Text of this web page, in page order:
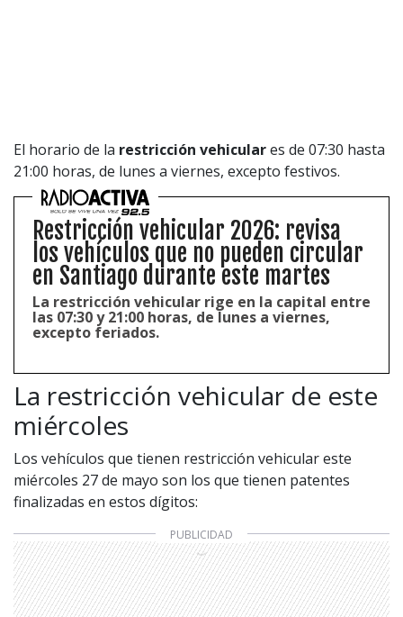
El horario de la restricción vehiculares de 07:30 hasta
21:00 horas, de lunes a viernes, excepto festivos.
Restricción vehicular 2026: revisa
los vehículos que no pueden circular
en Santiago durante este martes
La restricción vehicular rige en la capital entre
las 07:30 y 21:00 horas, de lunes a viernes,
excepto feriados.
La restricción vehicular de este
miércoles
Los vehículos que tienen restricción vehicular este
miércoles 27 de mayo son los que tienen patentes
finalizadas en estos dígitos: